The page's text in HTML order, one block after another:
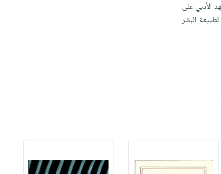
الأدبي على
البشر